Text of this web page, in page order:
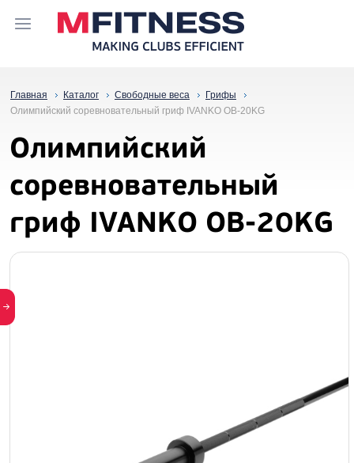
Главная Каталог Свободные веса
Грифы
Олимпийский соревновательный гриф IVANKO OB-20KG
Олимпийский
соревновательный
гриф IVANKO OB-20KG